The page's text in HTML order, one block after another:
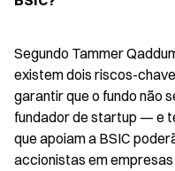
Segundo Tammer
existem dois riscos-
garantir que o fundo não
fundador de startup — e
que apoiam a BSIC
accionistas em